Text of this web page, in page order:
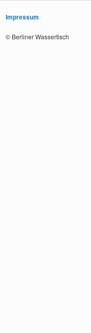
Impressum
© Berliner Wassertisch